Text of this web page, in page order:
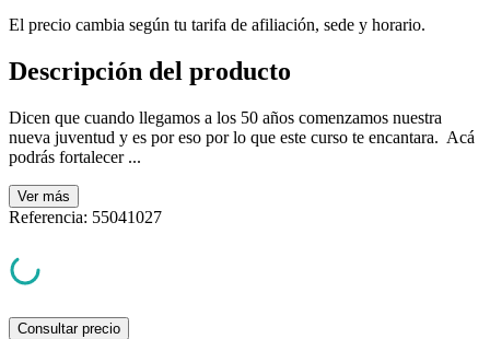
El precio cambia según tu tarifa de afiliación, sede y horario.
Descripción del producto
Dicen que cuando llegamos a los 50 años comenzamos nuestra
nueva juventud y es por eso por lo que este curso te encantara. Acá
podrás fortalecer ...
Ver más
Referencia: 55041027
Consultar precio